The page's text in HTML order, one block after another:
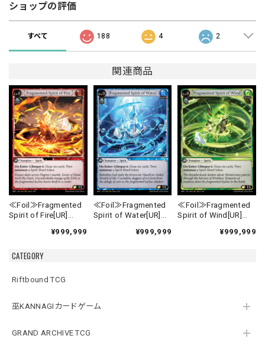
CATEGORY
Riftbound TCG
巫KANNAGIカードゲーム
GRAND ARCHIVE TCG
ショップの評価
すべて 188 4 2
関連商品
≪Foil≫Fragmented
Spirit of Fire[UR]
¥999,999
≪Foil≫Fragmented
Spirit of Water[UR]
¥999,999
≪Foil≫Fragmented
Spirit of Wind[UR]
¥999,999